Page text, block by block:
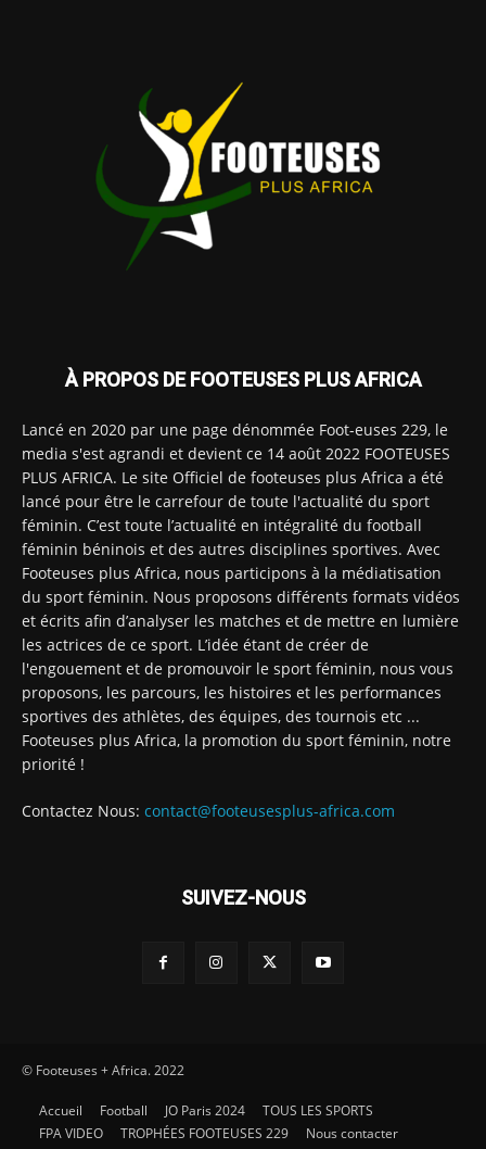
À PROPOS DE FOOTEUSES PLUS AFRICA
Lancé en 2020 par une page dénommée Foot-euses 229, le
media s'est agrandi et devient ce 14 août 2022 FOOTEUSES
PLUS AFRICA. Le site Officiel de footeuses plus Africa a été
lancé pour être le carrefour de toute l'actualité du sport
féminin. C’est toute l’actualité en intégralité du football
féminin béninois et des autres disciplines sportives. Avec
Footeuses plus Africa, nous participons à la médiatisation
du sport féminin. Nous proposons différents formats vidéos
et écrits afin d’analyser les matches et de mettre en lumière
les actrices de ce sport. L’idée étant de créer de
l'engouement et de promouvoir le sport féminin, nous vous
proposons, les parcours, les histoires et les performances
sportives des athlètes, des équipes, des tournois etc ...
Footeuses plus Africa, la promotion du sport féminin, notre
priorité !
Contactez Nous: contact@footeusesplus-africa.com
SUIVEZ-NOUS
© Footeuses + Africa. 2022
Accueil Football JO Paris 2024
TOUS LES SPORTS
FPA VIDEO
TROPHÉES FOOTEUSES 229 Nous contacter